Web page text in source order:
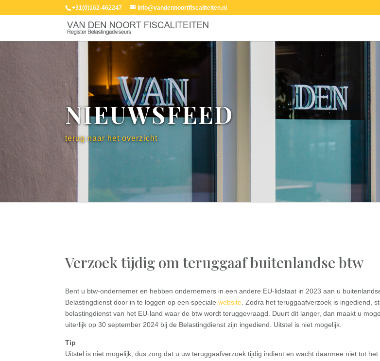
+31(0)162-462247 info@vandennoortfiscaliteiten.nl
NIEUWSFEED
terug naar het overzicht
Verzoek tijdig om teruggaaf buitenlandse btw
Bent u btw-ondernemer en hebben ondernemers in een andere EU-lidstaat in 2023 aan u
Belastingdienst door in te loggen op een specialewebsite . Zodra het teruggaafverzoek is ingediend,
belastingdienst van het EU-land waar de btw wordt teruggevraagd. Duurt dit langer, dan maakt u
uiterlijk op 30 september 2024 bij de Belastingdienst zijn ingediend. Uitstel is niet mogelijk.
Tip
Uitstel is niet mogelijk, dus zorg dat u uw teruggaafverzoek tijdig indient en wacht daarmee niet tot het